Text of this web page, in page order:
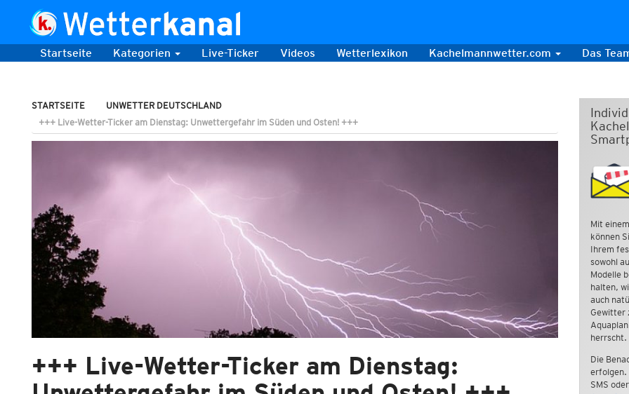
Startseite Kategorien Live-Ticker Videos Wetterlexikon Kachelmannwetter.com Das
STARTSEITE
UNWETTER DEUTSCHLAND
+++ Live-Wetter-Ticker am Dienstag: Unwettergefahr im Süden und Osten! +++
+++ Live-Wetter-Ticker am Dienstag:
Mit
können
Ihrem
sowohl
Modelle
halten,
auch
Gewitter
herrscht.
Die
erfolgen.
SMS